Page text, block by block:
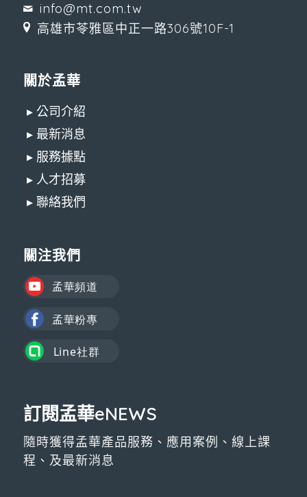
info@mt.com.tw
高雄市苓雅區中正一路306號10F-1
關於孟華
▸ 公司介紹
▸ 最新消息
▸ 服務據點
▸ 人才招募
▸ 聯絡我們
關注我們
訂閱孟華eNEWS
隨時獲得孟華產品服務、應用案例、線上課
程、及最新消息